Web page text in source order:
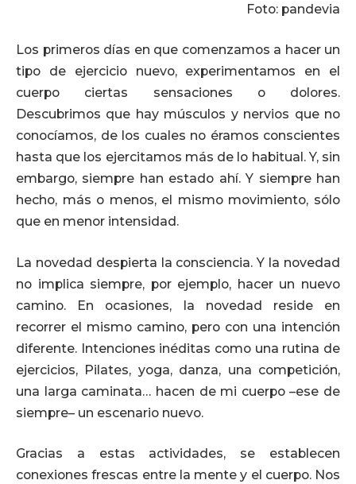
Foto: pandevia
Los primeros días en que comenzamos a hacer un
tipo de ejercicio nuevo, experimentamos en el
cuerpo ciertas sensaciones o dolores.
Descubrimos que hay músculos y nervios que no
conocíamos, de los cuales no éramos conscientes
hasta que los ejercitamos más de lo habitual. Y, sin
embargo, siempre han estado ahí. Y siempre han
hecho, más o menos, el mismo movimiento, sólo
que en menor intensidad.
La novedad despierta la consciencia. Y la novedad
no implica siempre, por ejemplo, hacer un nuevo
camino. En ocasiones, la novedad reside en
recorrer el mismo camino, pero con una intención
diferente. Intenciones inéditas como una rutina de
ejercicios, Pilates, yoga, danza, una competición,
una larga caminata… hacen de mi cuerpo –ese de
siempre– un escenario nuevo.
Gracias a estas actividades, se establecen
conexiones frescas entre la mente y el cuerpo. Nos